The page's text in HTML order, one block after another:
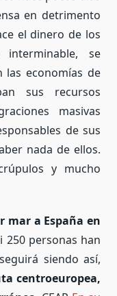
en detrimento
el dinero de los
se
las economías de
sus recursos
masivas
de sus
nada de ellos.
y mucho
mar a España en
250 personas han
siendo así,
centroeuropea,